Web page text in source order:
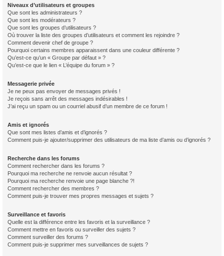
Niveaux d’utilisateurs et groupes
Que sont les administrateurs ?
Que sont les modérateurs ?
Que sont les groupes d’utilisateurs ?
Où trouver la liste des groupes d’utilisateurs et comment les rejoindre ?
Comment devenir chef de groupe ?
Pourquoi certains membres apparaissent dans une couleur différente ?
Qu’est-ce qu’un « Groupe par défaut » ?
Qu’est-ce que le lien « L’équipe du forum » ?
Messagerie privée
Je ne peux pas envoyer de messages privés !
Je reçois sans arrêt des messages indésirables !
J’ai reçu un spam ou un courriel abusif d’un membre de ce forum !
Amis et ignorés
Que sont mes listes d’amis et d’ignorés ?
Comment puis-je ajouter/supprimer des utilisateurs de ma liste d’amis ou d’ignorés ?
Recherche dans les forums
Comment rechercher dans les forums ?
Pourquoi ma recherche ne renvoie aucun résultat ?
Pourquoi ma recherche renvoie une page blanche ?!
Comment rechercher des membres ?
Comment puis-je trouver mes propres messages et sujets ?
Surveillance et favoris
Quelle est la différence entre les favoris et la surveillance ?
Comment mettre en favoris ou surveiller des sujets ?
Comment surveiller des forums ?
Comment puis-je supprimer mes surveillances de sujets ?